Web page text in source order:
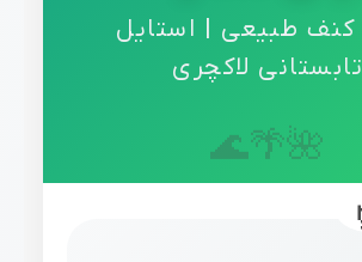
100% کنف طبیعی | استایل
تابستانی لاکچری